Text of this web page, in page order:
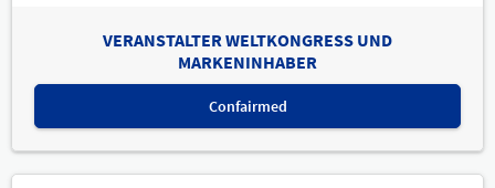
VERANSTALTER WELTKONGRESS UND
MARKENINHABER
Confairmed